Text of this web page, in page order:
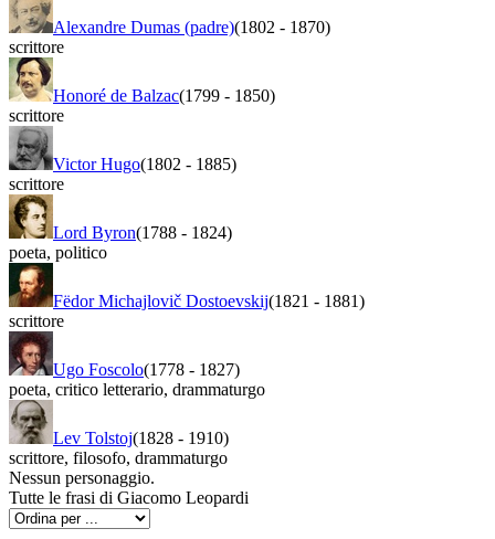
Alexandre Dumas (padre)(1802 - 1870)
scrittore
Honoré de Balzac(1799 - 1850)
scrittore
Victor Hugo(1802 - 1885)
scrittore
Lord Byron(1788 - 1824)
poeta, politico
Fëdor Michajlovič Dostoevskij(1821 - 1881)
scrittore
Ugo Foscolo(1778 - 1827)
poeta, critico letterario, drammaturgo
Lev Tolstoj(1828 - 1910)
scrittore, filosofo, drammaturgo
Nessun personaggio.
Tutte le frasi di Giacomo Leopardi